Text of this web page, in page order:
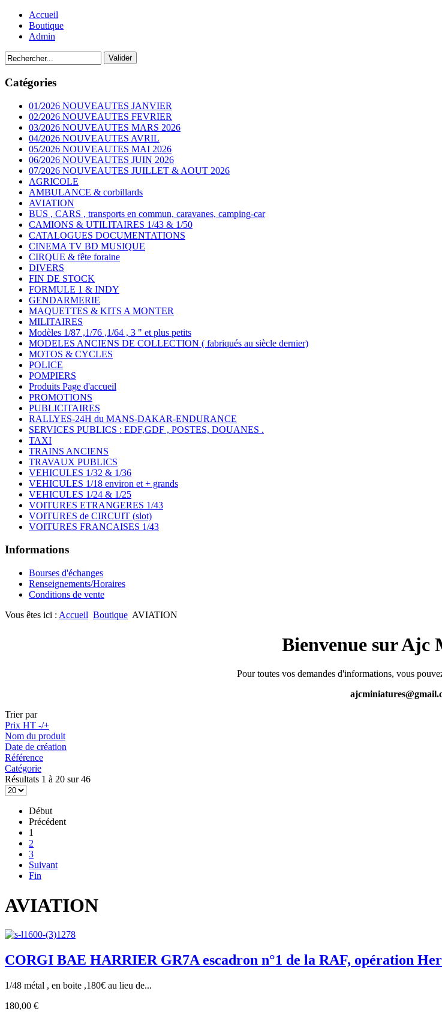
Accueil
Boutique
Admin
Catégories
01/2026 NOUVEAUTES JANVIER
02/2026 NOUVEAUTES FEVRIER
03/2026 NOUVEAUTES MARS 2026
04/2026 NOUVEAUTES AVRIL
05/2026 NOUVEAUTES MAI 2026
06/2026 NOUVEAUTES JUIN 2026
07/2026 NOUVEAUTES JUILLET & AOUT 2026
AGRICOLE
AMBULANCE & corbillards
AVIATION
BUS , CARS , transports en commun, caravanes, camping-car
CAMIONS & UTILITAIRES 1/43 & 1/50
CATALOGUES DOCUMENTATIONS
CINEMA TV BD MUSIQUE
CIRQUE & fête foraine
DIVERS
FIN DE STOCK
FORMULE 1 & INDY
GENDARMERIE
MAQUETTES & KITS A MONTER
MILITAIRES
Modèles 1/87 ,1/76 ,1/64 , 3 " et plus petits
MODELES ANCIENS DE COLLECTION ( fabriqués au siècle dernier)
MOTOS & CYCLES
POLICE
POMPIERS
Produits Page d'accueil
PROMOTIONS
PUBLICITAIRES
RALLYES-24H du MANS-DAKAR-ENDURANCE
SERVICES PUBLICS : EDF,GDF , POSTES, DOUANES .
TAXI
TRAINS ANCIENS
TRAVAUX PUBLICS
VEHICULES 1/32 & 1/36
VEHICULES 1/18 environ et + grands
VEHICULES 1/24 & 1/25
VOITURES ETRANGERES 1/43
VOITURES de CIRCUIT (slot)
VOITURES FRANCAISES 1/43
Informations
Bourses d'échanges
Renseignements/Horaires
Conditions de vente
Vous êtes ici : Accueil Boutique AVIATION
Bienvenue sur Ajc
Pour toutes vos demandes d'informations, vous
Trier par
Prix HT -/+
Nom du produit
Date de création
Référence
Catégorie
Résultats 1 à 20 sur 46
Début
Précédent
1
2
3
Suivant
Fin
AVIATION
CORGI BAE HARRIER GR7A escadron n°1 de la RAF, opération
1/48 métal , en boite ,180€ au lieu de...
180,00 €